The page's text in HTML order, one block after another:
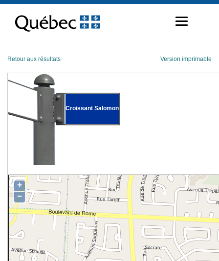
contenu
Retour aux résultats Version imprimable
Croissant Salomon
+
−